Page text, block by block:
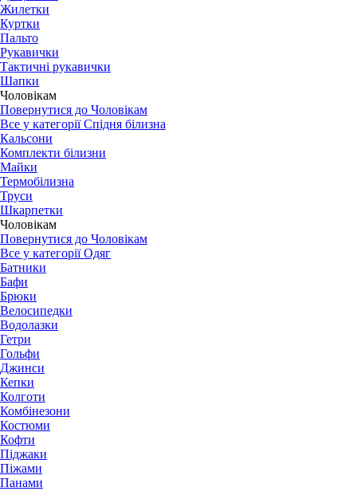
Жилетки
Куртки
Пальто
Рукавички
Тактичні рукавички
Шапки
Чоловікам
Повернутися до Чоловікам
Все у категорії Спідня білизна
Кальсони
Комплекти білизни
Майки
Термобілизна
Труси
Шкарпетки
Чоловікам
Повернутися до Чоловікам
Все у категорії Одяг
Батники
Бафи
Брюки
Велосипедки
Водолазки
Гетри
Гольфи
Джинси
Кепки
Колготи
Комбінезони
Костюми
Кофти
Піджаки
Піжами
Панами